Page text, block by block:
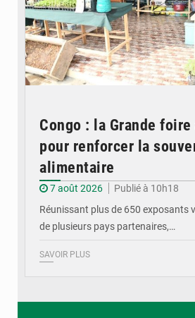
Congo : la Grande
pour renforcer la
alimentaire
7 août 2026
Publié à 10h18
Réunissant plus de 650 exposants
de plusieurs pays partenaires,…
SAVOIR PLUS